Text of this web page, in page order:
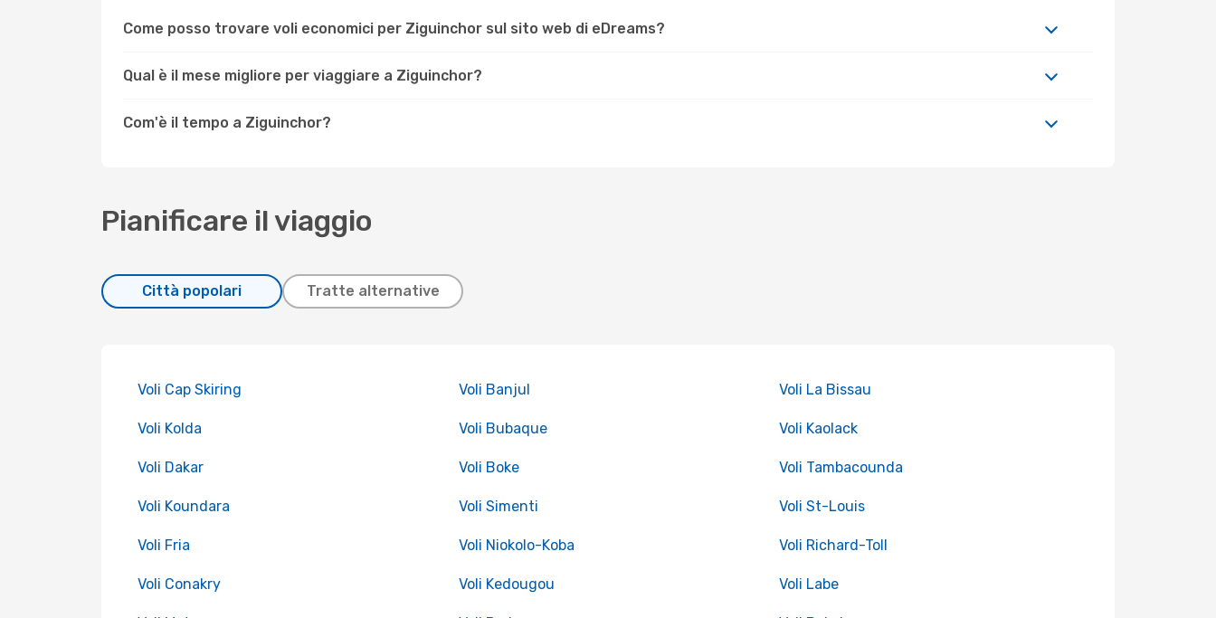
Come posso trovare voli economici per Ziguinchor sul sito web di eDreams?
Qual è il mese migliore per viaggiare a Ziguinchor?
Com'è il tempo a Ziguinchor?
Pianificare il viaggio
Città popolari Tratte alternative
Voli Cap Skiring Voli Banjul Voli La Bissau
Voli Kolda Voli Bubaque Voli Kaolack
Voli Dakar Voli Boke Voli Tambacounda
Voli Koundara Voli Simenti Voli St-Louis
Voli Fria Voli Niokolo-Koba Voli Richard-Toll
Voli Conakry Voli Kedougou Voli Labe